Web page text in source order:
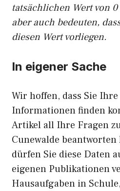
tatsächlichen Wert von
aber auch bedeuten,
diesen Wert vorliegen.
In eigener Sache
Wir hoffen, dass Sie
Informationen finden
Artikel all Ihre Fragen
Cunewalde beantworten
dürfen Sie diese Daten
eigenen Publikationen
Hausaufgaben in